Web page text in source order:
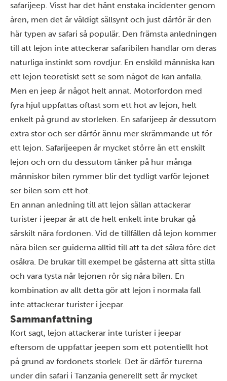
safarijeep. Visst har det hänt enstaka incidenter genom
åren, men det är väldigt sällsynt och just därför är den
här typen av safari så populär. Den främsta anledningen
till att lejon inte atteckerar safaribilen handlar om deras
naturliga instinkt som rovdjur. En enskild människa kan
ett lejon teoretiskt sett se som något de kan anfalla.
Men en jeep är något helt annat. Motorfordon med
fyra hjul uppfattas oftast som ett hot av lejon, helt
enkelt på grund av storleken. En safarijeep är dessutom
extra stor och ser därför ännu mer skrämmande ut för
ett lejon. Safarijeepen är mycket större än ett enskilt
lejon och om du dessutom tänker på hur många
människor bilen rymmer blir det tydligt varför lejonet
ser bilen som ett hot.
En annan anledning till att lejon sällan attackerar
turister i jeepar är att de helt enkelt inte brukar gå
särskilt nära fordonen. Vid de tillfällen då lejon kommer
nära bilen ser guiderna alltid till att ta det säkra före det
osäkra. De brukar till exempel be gästerna att sitta stilla
och vara tysta när lejonen rör sig nära bilen. En
kombination av allt detta gör att lejon i normala fall
inte attackerar turister i jeepar.
Sammanfattning
Kort sagt, lejon attackerar inte turister i jeepar
eftersom de uppfattar jeepen som ett potentiellt hot
på grund av fordonets storlek. Det är därför turerna
under din safari i Tanzania generellt sett är mycket